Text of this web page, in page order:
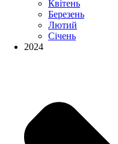
Квітень
Березень
Лютий
Січень
2024